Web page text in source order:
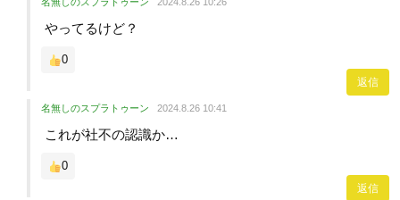
やってるけど？
0
返信
名無しのスプラトゥーン 2024.8.26 10:41
これが社不の認識か…
0
返信